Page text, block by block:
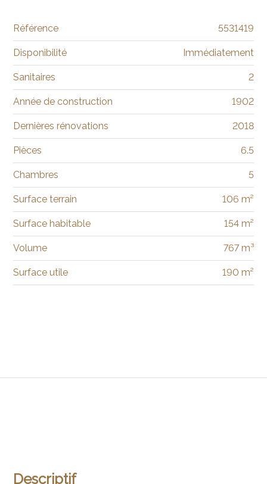
Descriptif
Référence 5531419
Disponibilité Immédiatement
Sanitaires 2
Année de construction 1902
Dernières rénovations 2018
Pièces 6.5
Chambres 5
Surface terrain 106 m²
Surface habitable 154 m²
Volume 767 m³
Surface utile 190 m²